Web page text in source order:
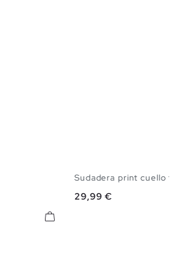
Sudadera print cuello
Precio
29,99 €